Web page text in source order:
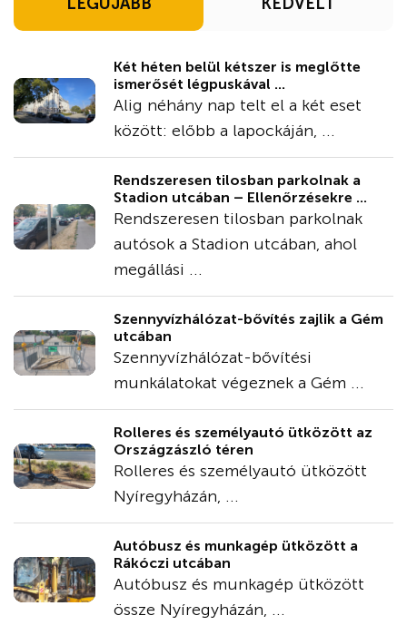
Két héten belül kétszer is meglőtte
ismerősét légpuskával ...
Alig néhány nap telt el a két eset
között: előbb a lapockáján, ...
Rendszeresen tilosban parkolnak a
Stadion utcában – Ellenőrzésekre ...
Rendszeresen tilosban parkolnak
autósok a Stadion utcában, ahol
megállási ...
Szennyvízhálózat-bővítés zajlik a Gém
utcában
Szennyvízhálózat-bővítési
munkálatokat végeznek a Gém ...
Rolleres és személyautó ütközött az
Országzászló téren
Rolleres és személyautó ütközött
Nyíregyházán, ...
Autóbusz és munkagép ütközött a
Rákóczi utcában
Autóbusz és munkagép ütközött
össze Nyíregyházán, ...